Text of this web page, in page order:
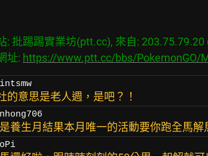
: 批踢踢實業坊(ptt.cc), 來自: 203.75.79.20
址: https://www.ptt.cc/bbs/PokemonGO/
的意思是老人週，是吧？！
養生月結果本月唯一的活動要你跑全馬解